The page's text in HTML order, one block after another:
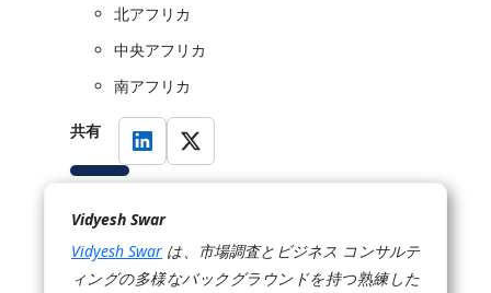
北アフリカ
中央アフリカ
南アフリカ
共有
Vidyesh Swar
Vidyesh Swar は、市場調査とビジネス コンサルテ
ィングの多様なバックグラウンドを持つ熟練した